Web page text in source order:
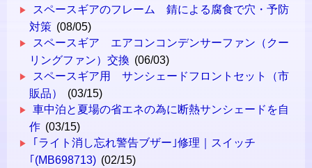
スペースギアのフレーム 錆による腐食で穴・予防
対策 (08/05)
スペースギア エアコンコンデンサーファン（クー
リングファン）交換 (06/03)
スペースギア用 サンシェードフロントセット（市
販品）
(03/15)
車中泊と夏場の省エネの為に断熱サンシェードを自
作 (03/15)
｢ライト消し忘れ警告ブザー｣修理｜スイッチ
｢(MB698713) (02/15)